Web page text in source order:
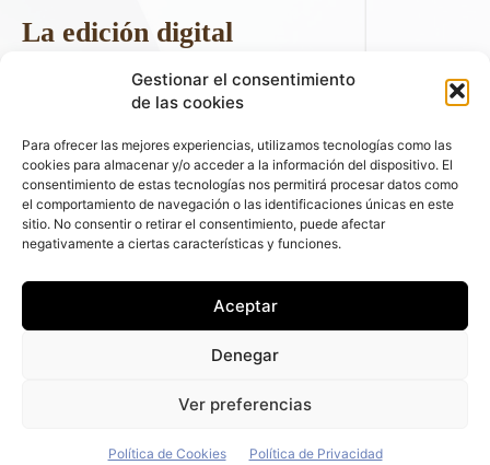
Gestionar el consentimiento
de las cookies
Para ofrecer las mejores experiencias, utilizamos tecnologías como las
cookies para almacenar y/o acceder a la información del dispositivo. El
consentimiento de estas tecnologías nos permitirá procesar datos como
el comportamiento de navegación o las identificaciones únicas en este
sitio. No consentir o retirar el consentimiento, puede afectar
negativamente a ciertas características y funciones.
Aceptar
Denegar
Ver preferencias
Política de Cookies Política de Privacidad
La edición digital
Descargar último ejemplar
ir a hemeroteca
+ Contenido en redes sociales
automóviles - C/ Fernández de la Hoz 70, 1ºB - 28003 - Madrid
fleetpeople@fleetpeople.es